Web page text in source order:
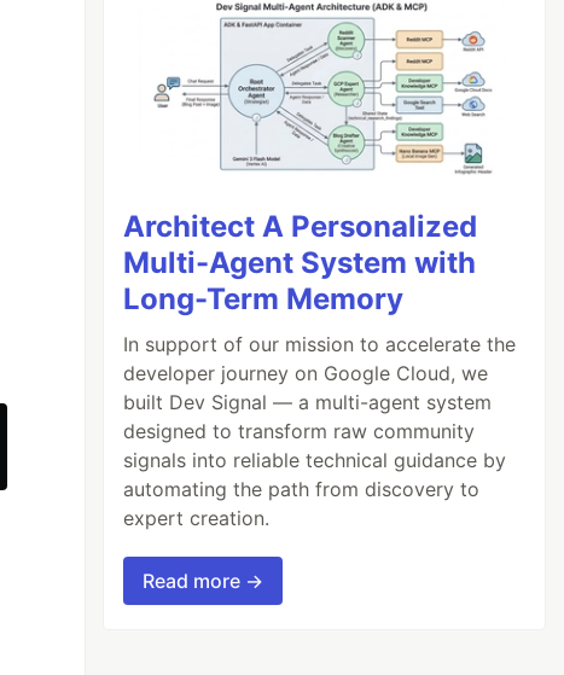
Architect A Personalized
Multi-Agent System with
Long-Term Memory
In support of our mission to accelerate the
developer journey on Google Cloud, we
built Dev Signal — a multi-agent system
designed to transform raw community
signals into reliable technical guidance by
automating the path from discovery to
expert creation.
Read more →